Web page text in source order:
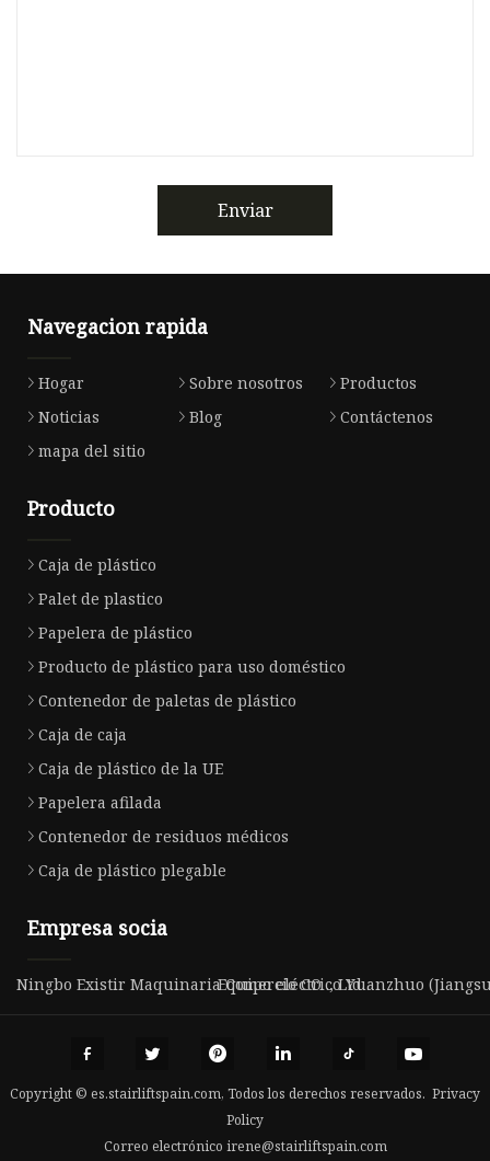
Enviar
Navegacion rapida
Hogar Sobre nosotros
Productos
Noticias
Blog
Contáctenos
mapa del sitio
Producto
Caja de plástico
Palet de plastico
Papelera de plástico
Producto de plástico para uso doméstico
Contenedor de paletas de plástico
Caja de caja
Caja de plástico de la UE
Papelera afilada
Contenedor de residuos médicos
Caja de plástico plegable
Empresa socia
Ningbo Existir Maquinaria Comercio CO ., Ltd .
Equipo eléctrico Yuanzhuo
Copyright © es.stairliftspain.com, Todos los derechos reservados. Privacy
Policy
Correo electrónico irene@stairliftspain.com